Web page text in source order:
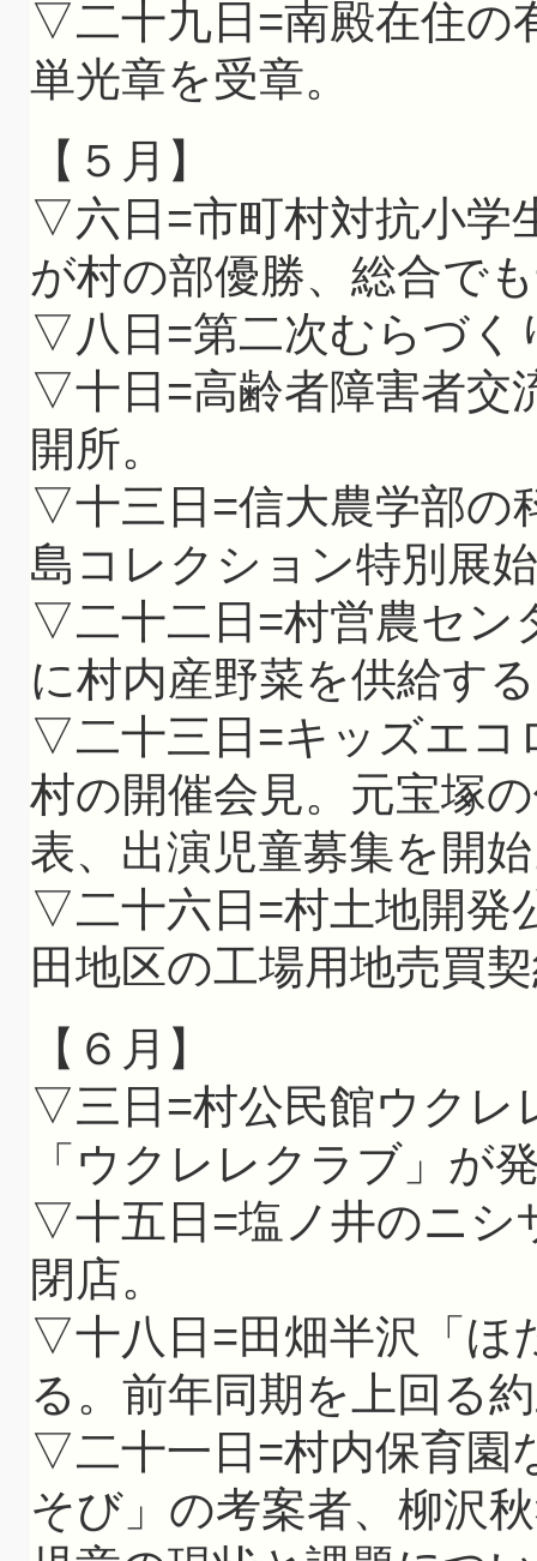
▽二十九日=南殿在住の
単光章を受章。
【５月】
▽六日=市町村対抗小学
が村の部優勝、総合で
▽八日=第二次むらづく
▽十日=高齢者障害者交
開所。
▽十三日=信大農学部の
島コレクション特別展
▽二十二日=村営農セン
に村内産野菜を供給す
▽二十三日=キッズエコ
村の開催会見。元宝塚
表、出演児童募集を開
▽二十六日=村土地開発
田地区の工場用地売買
【６月】
▽三日=村公民館ウクレ
「ウクレレクラブ」が
▽十五日=塩ノ井のニシ
閉店。
▽十八日=田畑半沢「ほ
る。前年同期を上回る
▽二十一日=村内保育園
そび」の考案者、柳沢